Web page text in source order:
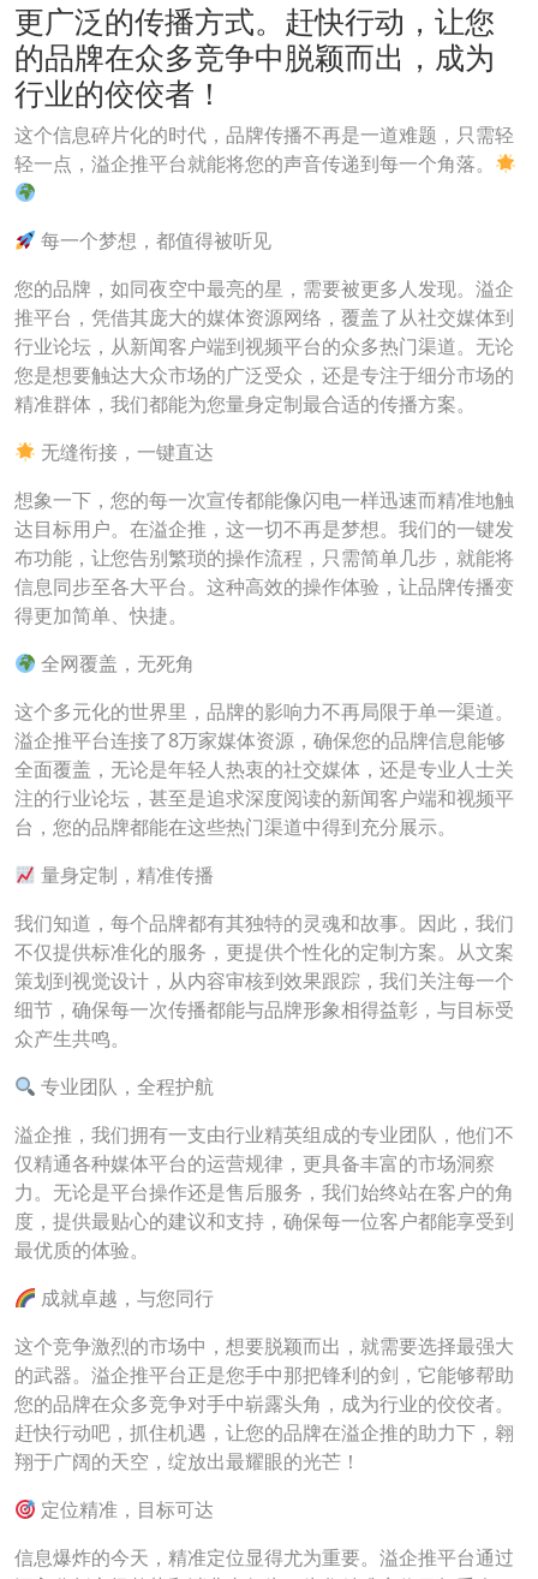
更广泛的传播方式。赶快行动，让您
的品牌在众多竞争中脱颖而出，成为
行业的佼佼者！
这个信息碎片化的时代，品牌传播不再是一道难题，只需轻
轻一点，溢企推平台就能将您的声音传递到每一个角落。
每一个梦想，都值得被听见
您的品牌，如同夜空中最亮的星，需要被更多人发现。溢企
推平台，凭借其庞大的媒体资源网络，覆盖了从社交媒体到
行业论坛，从新闻客户端到视频平台的众多热门渠道。无论
您是想要触达大众市场的广泛受众，还是专注于细分市场的
精准群体，我们都能为您量身定制最合适的传播方案。
无缝衔接，一键直达
想象一下，您的每一次宣传都能像闪电一样迅速而精准地触
达目标用户。在溢企推，这一切不再是梦想。我们的一键发
布功能，让您告别繁琐的操作流程，只需简单几步，就能将
信息同步至各大平台。这种高效的操作体验，让品牌传播变
得更加简单、快捷。
全网覆盖，无死角
这个多元化的世界里，品牌的影响力不再局限于单一渠道。
溢企推平台连接了8万家媒体资源，确保您的品牌信息能够
全面覆盖，无论是年轻人热衷的社交媒体，还是专业人士关
注的行业论坛，甚至是追求深度阅读的新闻客户端和视频平
台，您的品牌都能在这些热门渠道中得到充分展示。
量身定制，精准传播
我们知道，每个品牌都有其独特的灵魂和故事。因此，我们
不仅提供标准化的服务，更提供个性化的定制方案。从文案
策划到视觉设计，从内容审核到效果跟踪，我们关注每一个
细节，确保每一次传播都能与品牌形象相得益彰，与目标受
众产生共鸣。
专业团队，全程护航
溢企推，我们拥有一支由行业精英组成的专业团队，他们不
仅精通各种媒体平台的运营规律，更具备丰富的市场洞察
力。无论是平台操作还是售后服务，我们始终站在客户的角
度，提供最贴心的建议和支持，确保每一位客户都能享受到
最优质的体验。
成就卓越，与您同行
这个竞争激烈的市场中，想要脱颖而出，就需要选择最强大
的武器。溢企推平台正是您手中那把锋利的剑，它能够帮助
您的品牌在众多竞争对手中崭露头角，成为行业的佼佼者。
赶快行动吧，抓住机遇，让您的品牌在溢企推的助力下，翱
翔于广阔的天空，绽放出最耀眼的光芒！
定位精准，目标可达
信息爆炸的今天，精准定位显得尤为重要。溢企推平台通过